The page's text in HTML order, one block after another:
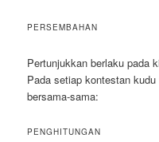
PERSEMBAHAN
Pertunjukkan berlaku pada
Pada setiap kontestan
bersama-sama:
PENGHITUNGAN